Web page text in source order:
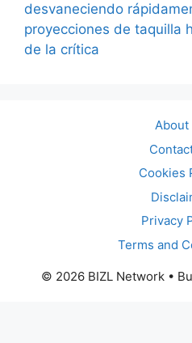
desvaneciendo
proyecciones de taquilla
de la crítica
About
Cookies
Privacy
Terms and
© 2026 BIZL Network •